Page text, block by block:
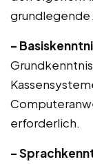
grundlegende
–
erforderlich.
–